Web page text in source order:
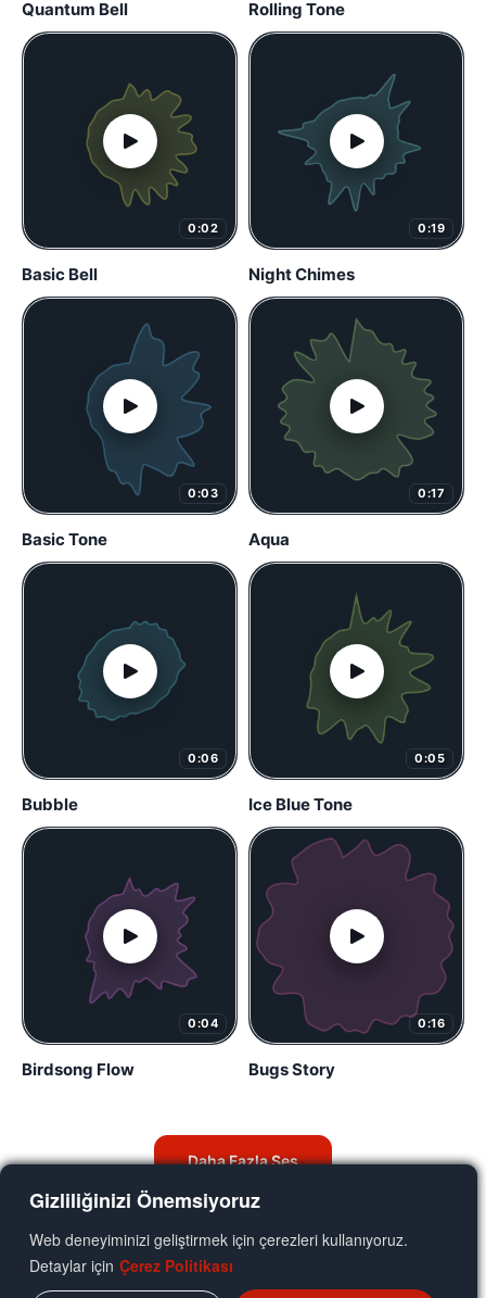
Gizliliğinizi Önemsiyoruz
Web deneyiminizi geliştirmek için çerezleri kullanıyoruz.
Detaylar için Çerez Politikası
Quantum Bell Rolling Tone
0:02
Basic Bell
0:19
Night Chimes
0:03
Basic Tone
0:17
Aqua
0:06
Bubble
0:05
Ice Blue Tone
0:04
Birdsong Flow
0:16
Bugs Story
Daha Fazla Ses